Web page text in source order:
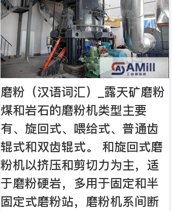
磨粉（汉语词汇）_露天矿磨粉
煤和岩石的磨粉机类型主要
有、旋回式、喂给式、普通齿
辊式和双齿辊式。 和旋回式磨
粉机以挤压和剪切力为主，适
于磨粉硬岩，多用于固定和半
固定式磨粉站，磨粉机系间断